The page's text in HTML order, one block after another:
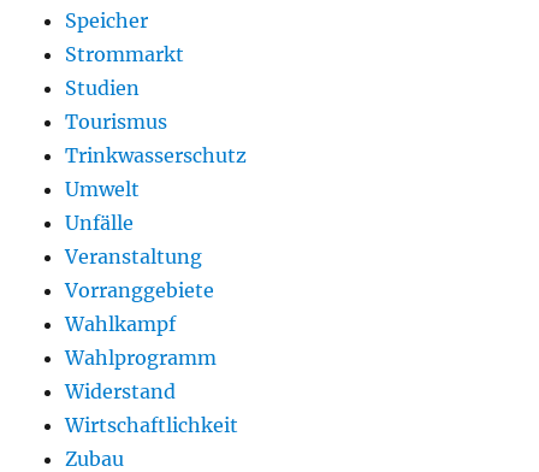
Speicher
Strommarkt
Studien
Tourismus
Trinkwasserschutz
Umwelt
Unfälle
Veranstaltung
Vorranggebiete
Wahlkampf
Wahlprogramm
Widerstand
Wirtschaftlichkeit
Zubau